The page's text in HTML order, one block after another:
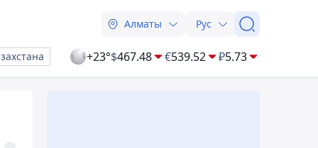
Алматы Рус
+23°$467.48 €539.52 ₽5.73